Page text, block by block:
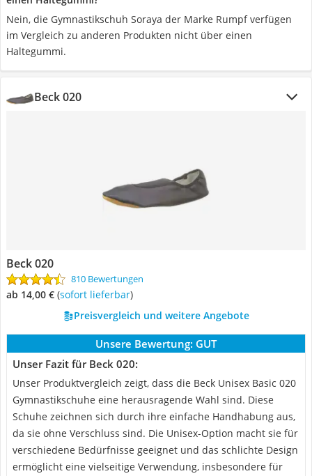
Nein, die Gymnastikschuh Soraya der Marke Rumpf verfügen
im Vergleich zu anderen Produkten nicht über einen
Haltegummi.
Beck 020
Beck 020
810 Bewertungen
ab 14,00 € ( Sofort lieferbar)
Preisvergleich und weitere Angebote
Unsere Bewertung: GUT
Unser Fazit für Beck 020:
Unser Produktvergleich zeigt, dass die Beck Unisex Basic 020
Gymnastikschuhe eine herausragende Wahl sind. Diese
Schuhe zeichnen sich durch ihre einfache Handhabung aus,
da sie ohne Verschluss sind. Die Unisex-Option macht sie für
verschiedene Bedürfnisse geeignet und das schlichte Design
ermöglicht eine vielseitige Verwendung, insbesondere für